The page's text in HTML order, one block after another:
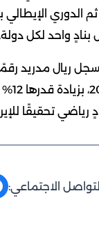
الدوري
بنادٍ واحد لكل
رياضي تحقيقًا
الاجتماعي: